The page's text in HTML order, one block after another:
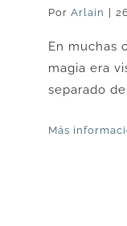
Por Arlain |
En muchas
magia era
separado
Más